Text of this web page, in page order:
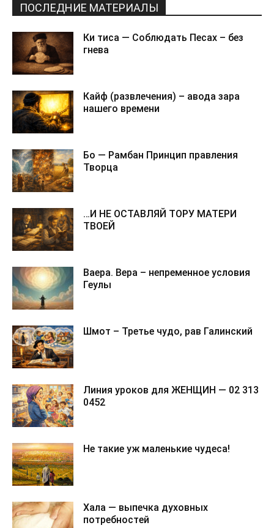
ПОСЛЕДНИЕ МАТЕРИАЛЫ
Ки тиса — Соблюдать Песах – без
гнева
Кайф (развлечения) – авода зара
нашего времени
Бо — Рамбан Принцип правления
Творца
…И НЕ ОСТАВЛЯЙ ТОРУ МАТЕРИ
ТВОЕЙ
Ваера. Вера – непременное условия
Геулы
Шмот – Третье чудо, рав Галинский
Линия уроков для ЖЕНЩИН — 02 313
0452
Не такие уж маленькие чудеса!
Хала — выпечка духовных
потребностей